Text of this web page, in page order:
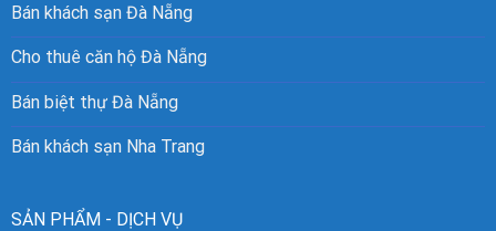
Bán khách sạn Đà Nẵng
Cho thuê căn hộ Đà Nẵng
Bán biệt thự Đà Nẵng
Bán khách sạn Nha Trang
SẢN PHẨM - DỊCH VỤ